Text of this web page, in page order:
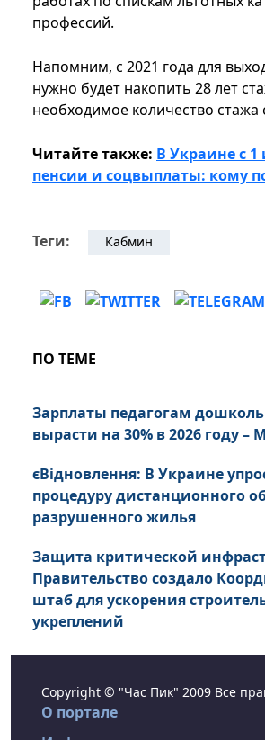
профессий.
Напомним, с 2021 года для
нужно будет накопить 28 лет
необходимое количество стажа
Читайте также: В Украине с
пенсии и соцвыплаты: кому
Теги: Кабмин
ПО ТЕМЕ
Зарплаты педагогам
вырасти на 30% в 2026 году –
єВідновлення: В Украине
процедуру дистанционного
разрушенного жилья
Защита критической
Правительство создало
штаб для ускорения
укреплений
Copyright © "Час Пик" 2009 Все
О портале